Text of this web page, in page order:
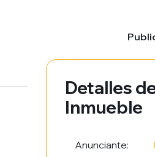
Detalles
Inmueble
Anunciante: